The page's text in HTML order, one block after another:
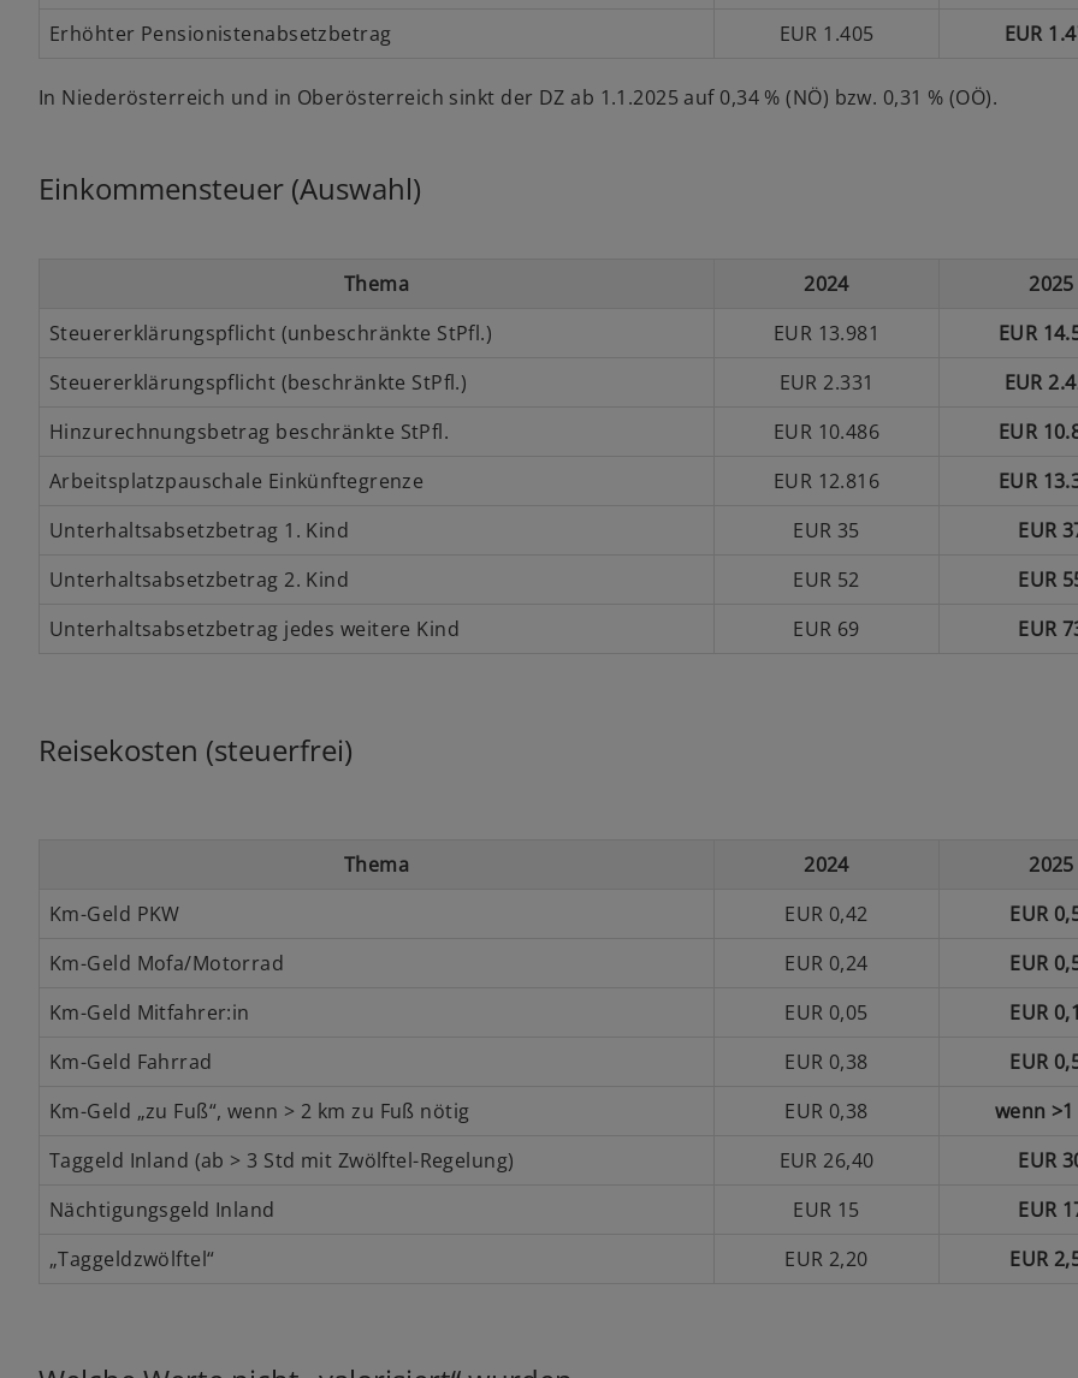
Erhöhter Pensionistenabsetzbetrag
EUR 1.405 EUR
In Niederösterreich und in Oberösterreich sinkt der DZ ab 1.1.2025 auf 0,34 % (NÖ) bzw. 0,31 % (OÖ).
Einkommensteuer (Auswahl)
Thema 2024
2025
Steuererklärungspflicht (unbeschränkte StPfl.)
EUR 13.981
EUR
Steuererklärungspflicht (beschränkte StPfl.)
EUR 2.331
EUR
Hinzurechnungsbetrag beschränkte StPfl.
EUR 10.486
EUR
Arbeitsplatzpauschale Einkünftegrenze
EUR 12.816
EUR
Unterhaltsabsetzbetrag 1. Kind
EUR 35
EUR
Unterhaltsabsetzbetrag 2. Kind
EUR 52
EUR
Unterhaltsabsetzbetrag jedes weitere Kind
EUR 69 EUR
Reisekosten (steuerfrei)
Thema 2024
2025
Km-Geld PKW
EUR 0,42
EUR
Km-Geld Mofa/Motorrad
EUR 0,24
EUR
Km-Geld Mitfahrer:in
EUR 0,05
EUR
Km-Geld Fahrrad
EUR 0,38
EUR
Km-Geld „zu Fuß“, wenn > 2 km zu Fuß nötig
EUR 0,38
wenn
Taggeld Inland (ab > 3 Std mit Zwölftel-Regelung)
EUR 26,40
EUR
Nächtigungsgeld Inland
EUR 15
EUR
„Taggeldzwölftel“
EUR 2,20 EUR